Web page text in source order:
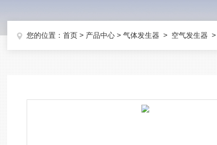
您的位置： 首页 > 产品中心 > 气体发生器 > 空气发生器